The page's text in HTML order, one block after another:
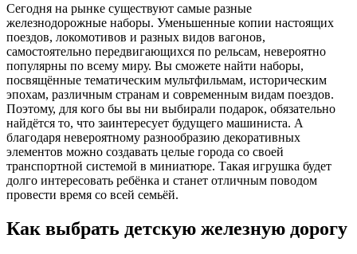
Сегодня на рынке существуют самые разные
железнодорожные наборы. Уменьшенные копии настоящих
поездов, локомотивов и разных видов вагонов,
самостоятельно передвигающихся по рельсам, невероятно
популярны по всему миру. Вы сможете найти наборы,
посвящённые тематическим мультфильмам, историческим
эпохам, различным странам и современным видам поездов.
Поэтому, для кого бы вы ни выбирали подарок, обязательно
найдётся то, что заинтересует будущего машиниста. А
благодаря невероятному разнообразию декоративных
элементов можно создавать целые города со своей
транспортной системой в миниатюре. Такая игрушка будет
долго интересовать ребёнка и станет отличным поводом
провести время со всей семьёй.
Как выбрать детскую железную дорогу